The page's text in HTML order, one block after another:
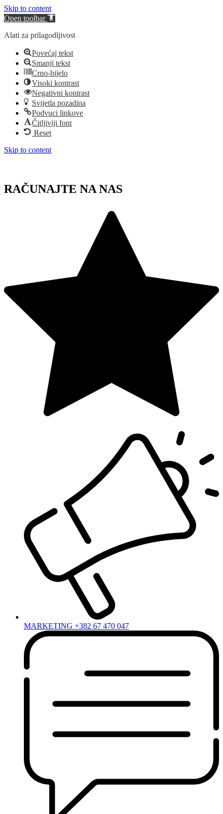
Skip to content
Open toolbar
Alati za prilagodljivost
Povećaj tekst
Smanji tekst
Crno-bijelo
Visoki kontrast
Negativni kontrast
Svijetla pozadina
Podvuci linkove
Čitljiviji font
Reset
Skip to content
RAČUNAJTE NA NAS
MARKETING +382 67 470 047